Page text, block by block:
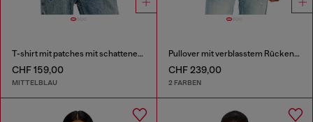
T-shirt mit patches mit schatteneffekt
CHF 159,00
MITTELBLAU
Pullover mit verblasstem Rückendruck
CHF 239,00
2 FARBEN